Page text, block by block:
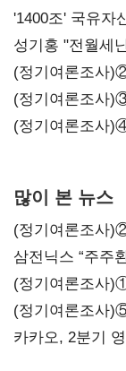
'1400조' 국유자
구조혁신
성기홍 "전월세
시사
(정기여론조사
(정기여론조사
'한 자릿수'
(정기여론조사
많이 본 뉴스
(정기여론조사
삼전닉스 “주주
보내
(정기여론조사
지지도 '50% 아
(정기여론조사
만에 다시 40%
카카오, 2분기